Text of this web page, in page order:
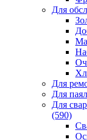
Для
Для
Для
Для
(590)